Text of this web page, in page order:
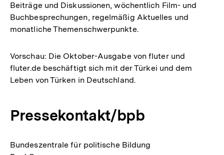
Link:
Beiträge und Diskussionen, wöchentlich Film- und
Buchbesprechungen, regelmäßig Aktuelles und
monatliche Themenschwerpunkte.
Vorschau: Die Oktober-Ausgabe von fluter und
fluter.de beschäftigt sich mit der Türkei und dem
Leben von Türken in Deutschland.
Pressekontakt/bpb
Bundeszentrale für politische Bildung